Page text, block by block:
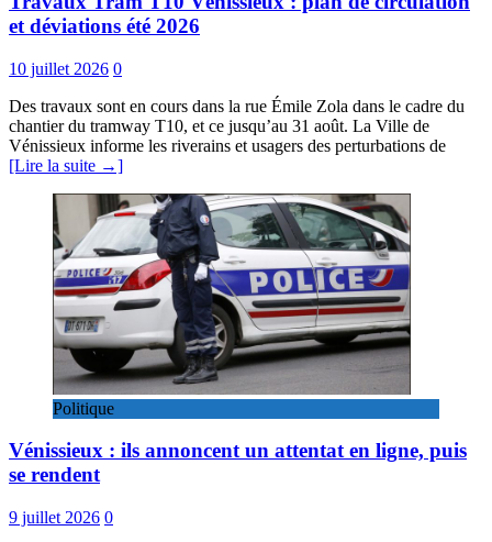
et déviations été 2026
10 juillet 2026 0
Des travaux sont en cours dans la rue Émile Zola dans le cadre du
chantier du tramway T10, et ce jusqu’au 31 août. La Ville de
Vénissieux informe les riverains et usagers des perturbations de
[Lire la suite →]
Politique
Vénissieux : ils annoncent un attentat en ligne, puis
se rendent
9 juillet 2026 0